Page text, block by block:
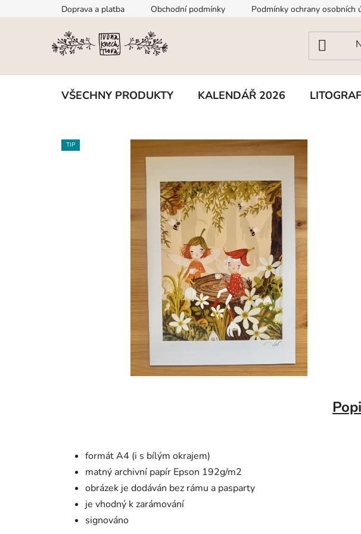
na
Doprava a platba Obchodní podmínky Podmínky ochrany osobních
VŠECHNY PRODUKTY KALENDÁŘ 2026
TIP
formát A4 (i s bílým okrajem)
matný archivní papír Epson 192g/m2
obrázek je dodáván bez rámu a pasparty
je vhodný k zarámování
signováno